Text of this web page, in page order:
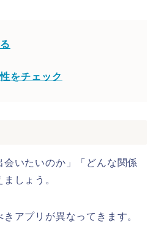
をチェック
会いたいのか」「どんな関係
しょう。
アプリが異なってきます。